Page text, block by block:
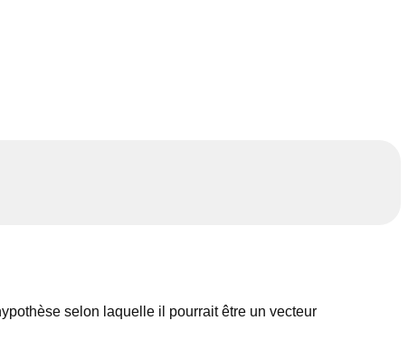
selon laquelle il pourrait être un vecteur